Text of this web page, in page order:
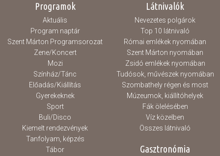
Programok
Aktuális
Program naptár
Szent Márton Programsorozat
Zene/Koncert
Mozi
Színház/Tánc
Előadás/Kiállítás
Gyerekeknek
Sport
Buli/Disco
Kiemelt rendezvények
Tanfolyam, képzés
Tábor
Látnivalók
Nevezetes polgárok
Top 10 látnivaló
Római emlékek nyomában
Szent Márton nyomában
Zsidó emlékek nyomában
Tudósok, művészek nyomában
Szombathely régen és most
Múzeumok, kiállítóhelyek
Fák ölelésében
Víz közelben
Összes látnivaló
Gasztronómia